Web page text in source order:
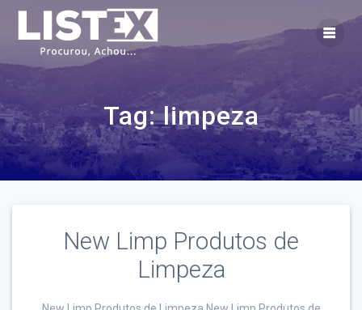
content
Tag:limpeza
New Limp Produtos de
Limpeza